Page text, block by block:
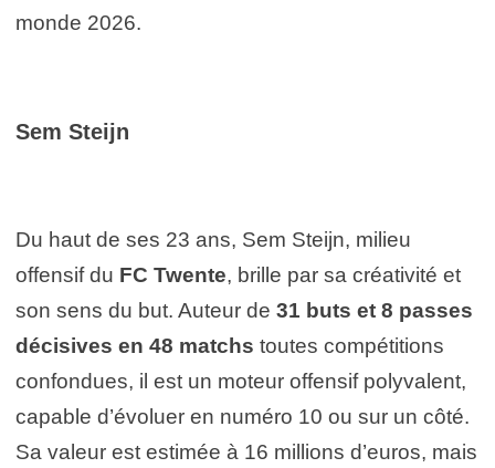
monde 2026.
Sem Steijn
Du haut de ses 23 ans, Sem Steijn, milieu
offensif du FC Twente, brille par sa créativité et
son sens du but. Auteur de 31 buts et 8 passes
décisives en 48 matchs toutes compétitions
confondues, il est un moteur offensif polyvalent,
capable d’évoluer en numéro 10 ou sur un côté.
Sa valeur est estimée à 16 millions d’euros, mais